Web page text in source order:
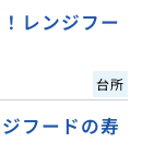
レンジフー
台所
フードの寿